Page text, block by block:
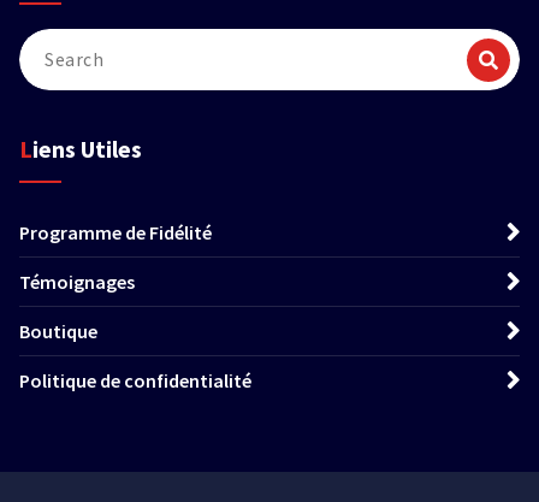
Liens Utiles
Programme de Fidélité
Témoignages
Boutique
Politique de confidentialité